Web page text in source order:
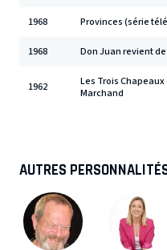
1968 Provinces (série
1968 Don Juan revient
1962
Les Trois
Marchand
AUTRES